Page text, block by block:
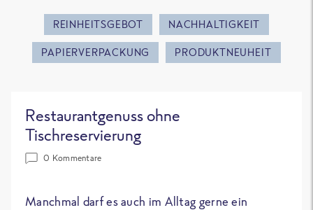
REINHEITSGEBOT NACHHALTIGKEIT
PAPIERVERPACKUNG PRODUKTNEUHEIT
Restaurantgenuss ohne
Tischreservierung
0 Kommentare
Manchmal darf es auch im Alltag gerne ein